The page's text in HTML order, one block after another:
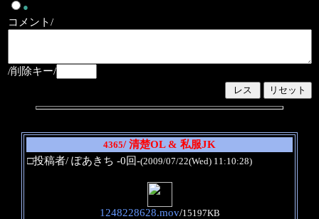
●
コメント/
/削除キー/
4365/ 清楚OL & 私服JK
□投稿者/ ぽあきち -0回-(2009/07/22(Wed) 11:10:28)
1248228628.mov/15197KB